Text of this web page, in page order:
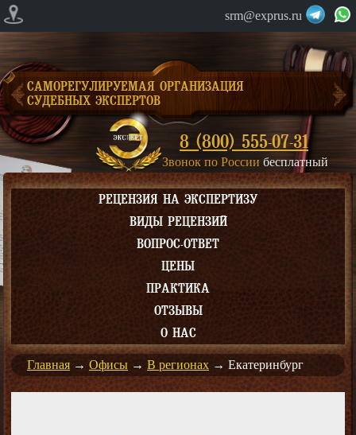
srm@exprus.ru
САМОРЕГУЛИРУЕМАЯ ОРГАНИЗАЦИЯ
СУДЕБНЫХ ЭКСПЕРТОВ
8 (800) 555-07-31
Звонок по России бесплатный
РЕЦЕНЗИЯ НА ЭКСПЕРТИЗУ
ВИДЫ РЕЦЕНЗИЙ
ВОПРОС-ОТВЕТ
ЦЕНЫ
ПРАКТИКА
ОТЗЫВЫ
О НАС
Главная → Офисы → В регионах → Екатеринбург